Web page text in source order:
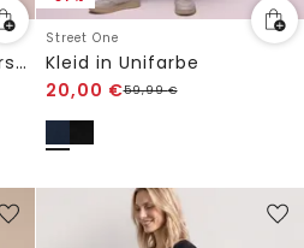
Knielanges Kleid aus Jersey mit Kurzarm
Street One
Kleid in Unifarbe
20,00 €59,99€